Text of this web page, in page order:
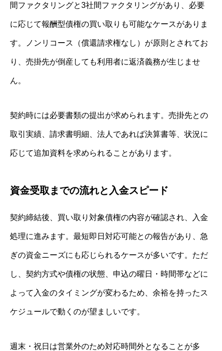
間ファクタリングと3社間ファクタリングがあり、必要
に応じて報酬型債権の買い取りも可能なケースがありま
す。ノンリコース（償還請求権なし）が原則とされてお
り、売掛先が倒産しても利用者に返済義務が生じませ
ん。
契約時には必要書類の提出が求められます。売掛先との
取引実績、請求書明細、法人であれば決算書等、状況に
応じて追加資料を求められることがあります。
資金受取までの流れと入金スピード
契約締結後、買い取り対象債権の内容が確認され、入金
処理に進みます。最短即日対応可能との報告があり、急
ぎの資金ニーズにも応じられるケースが多いです。ただ
し、契約方式や債権の状態、申込の曜日・時間帯などに
よって入金のタイミングが変わるため、余裕を持ったス
ケジュールで動くのが望ましいです。
週末・祝日は営業外のため対応時間外となることが多